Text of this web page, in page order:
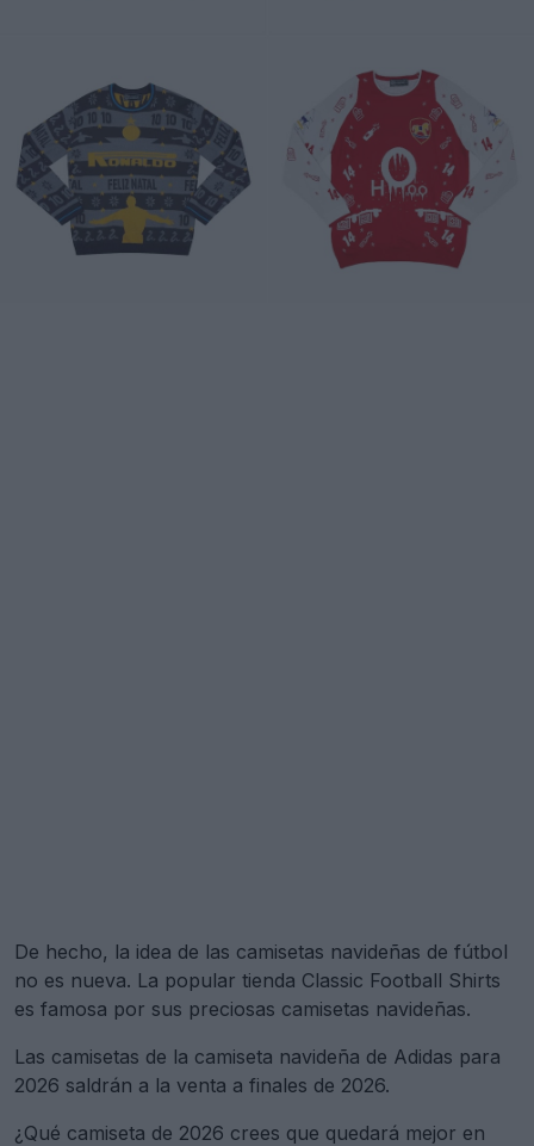
De hecho, la idea de las camisetas navideñas de fútbol
no es nueva. La popular tienda Classic Football Shirts
es famosa por sus preciosas camisetas navideñas.
Las camisetas de la camiseta navideña de Adidas para
2026 saldrán a la venta a finales de 2026.
¿Qué camiseta de 2026 crees que quedará mejor en